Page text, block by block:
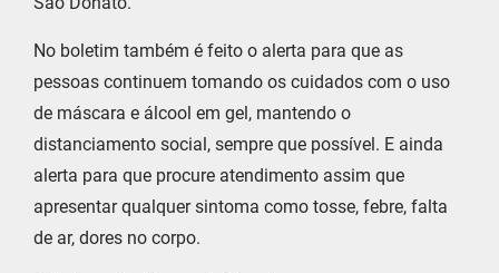
No boletim também é feito o alerta para que as
pessoas continuem tomando os cuidados com o uso
de máscara e álcool em gel, mantendo o
distanciamento social, sempre que possível. E ainda
alerta para que procure atendimento assim que
apresentar qualquer sintoma como tosse, febre, falta
de ar, dores no corpo.